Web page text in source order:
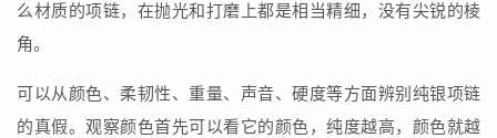
么材质的项链，在抛光和打磨上都是相当精细，没有尖锐的棱
角。
可以从颜色、柔韧性、重量、声音、硬度等方面辨别纯银项链
的真假。观察颜色首先可以看它的颜色，纯度越高，颜色就越